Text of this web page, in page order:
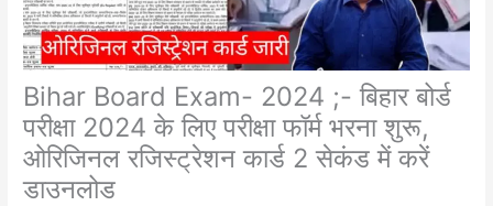
Bihar Board Exam- 2024 ;- बिहार बोर्ड
परीक्षा 2024 के लिए परीक्षा फॉर्म भरना शुरू,
ओरिजिनल रजिस्ट्रेशन कार्ड 2 सेकंड में करें
डाउनलोड